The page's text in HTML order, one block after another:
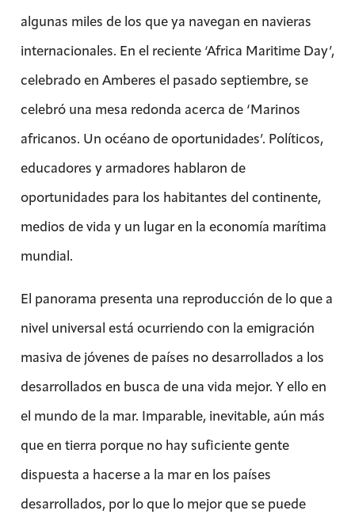
algunas miles de los que ya navegan en navieras
internacionales. En el reciente ‘Africa Maritime Day’,
celebrado en Amberes el pasado septiembre, se
celebró una mesa redonda acerca de ‘Marinos
africanos. Un océano de oportunidades’. Políticos,
educadores y armadores hablaron de
oportunidades para los habitantes del continente,
medios de vida y un lugar en la economía marítima
mundial.
El panorama presenta una reproducción de lo que a
nivel universal está ocurriendo con la emigración
masiva de jóvenes de países no desarrollados a los
desarrollados en busca de una vida mejor. Y ello en
el mundo de la mar. Imparable, inevitable, aún más
que en tierra porque no hay suficiente gente
dispuesta a hacerse a la mar en los países
desarrollados, por lo que lo mejor que se puede